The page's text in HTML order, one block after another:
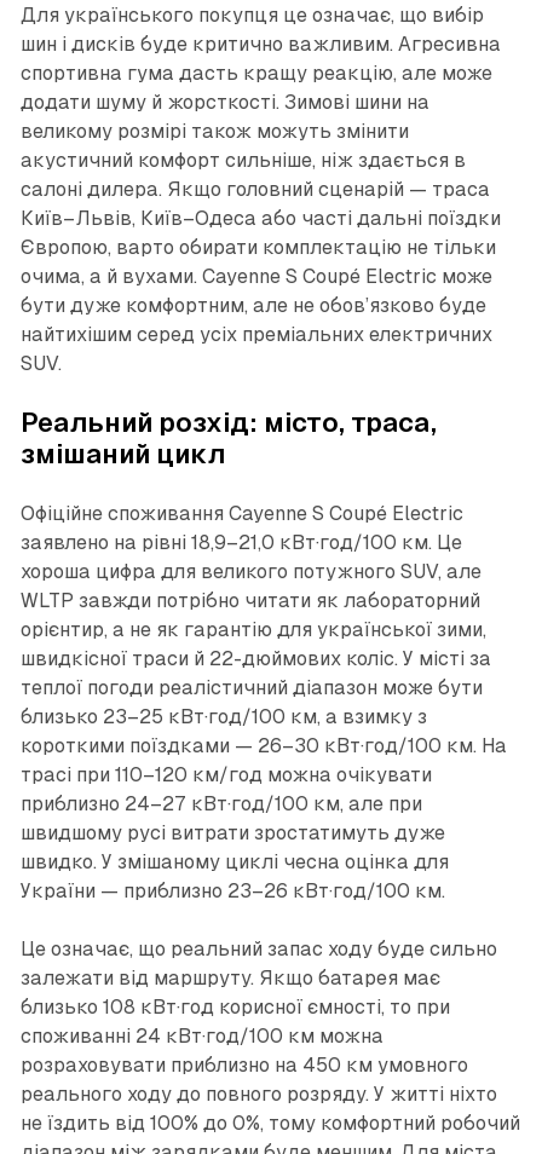
Для українського покупця це означає, що вибір
шин і дисків буде критично важливим. Агресивна
спортивна гума дасть кращу реакцію, але може
додати шуму й жорсткості. Зимові шини на
великому розмірі також можуть змінити
акустичний комфорт сильніше, ніж здається в
салоні дилера. Якщо головний сценарій — траса
Київ–Львів, Київ–Одеса або часті дальні поїздки
Європою, варто обирати комплектацію не тільки
очима, а й вухами. Cayenne S Coupé Electric може
бути дуже комфортним, але не обов’язково буде
найтихішим серед усіх преміальних електричних
SUV.
Реальний розхід: місто, траса,
змішаний цикл
Офіційне споживання Cayenne S Coupé Electric
заявлено на рівні 18,9–21,0 кВт·год/100 км. Це
хороша цифра для великого потужного SUV, але
WLTP завжди потрібно читати як лабораторний
орієнтир, а не як гарантію для української зими,
швидкісної траси й 22-дюймових коліс. У місті за
теплої погоди реалістичний діапазон може бути
близько 23–25 кВт·год/100 км, а взимку з
короткими поїздками — 26–30 кВт·год/100 км. На
трасі при 110–120 км/год можна очікувати
приблизно 24–27 кВт·год/100 км, але при
швидшому русі витрати зростатимуть дуже
швидко. У змішаному циклі чесна оцінка для
України — приблизно 23–26 кВт·год/100 км.
Це означає, що реальний запас ходу буде сильно
залежати від маршруту. Якщо батарея має
близько 108 кВт·год корисної ємності, то при
споживанні 24 кВт·год/100 км можна
розраховувати приблизно на 450 км умовного
реального ходу до повного розряду. У житті ніхто
не їздить від 100% до 0%, тому комфортний робочий